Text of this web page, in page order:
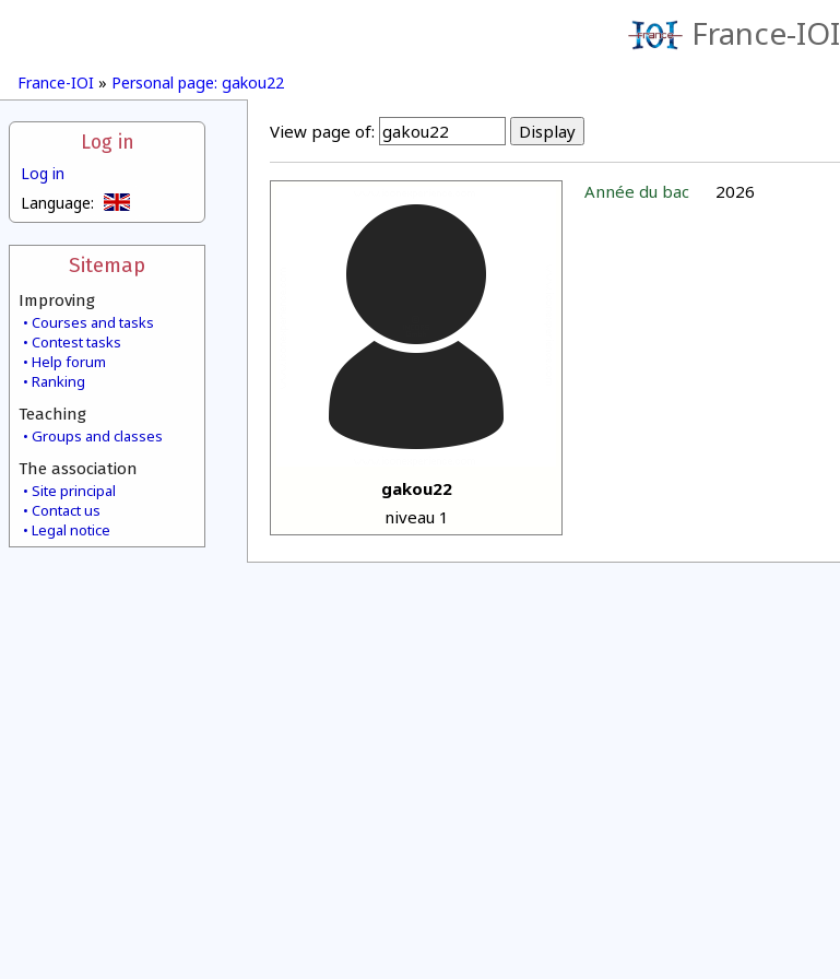
France-IOI
France-IOI » Personal page: gakou22
Log in
Log in
Language:
Sitemap
Improving
Courses and tasks
Contest tasks
Help forum
Ranking
Teaching
Groups and classes
The association
Site principal
Contact us
Legal notice
View page of:
gakou22
niveau 1
Année du bac 2026